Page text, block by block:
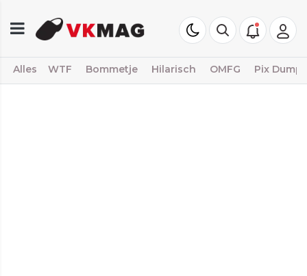
Alles WTF Bommetje Hilarisch OMFG Pix Dump